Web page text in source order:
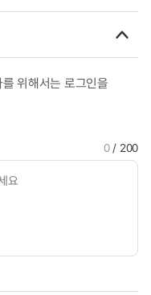
위해서는 로그인을
0/ 200